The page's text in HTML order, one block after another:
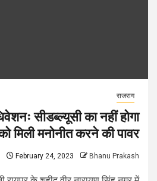
राजराग
सीडब्ल्यूसी का नहीं होगा
मिली मनोनीत करने की पावर
February 24, 2023 Bhanu Prakash